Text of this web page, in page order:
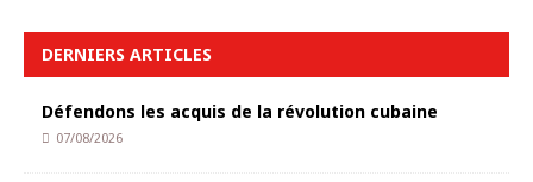
DERNIERS ARTICLES
Défendons les acquis de la révolution cubaine
07/08/2026